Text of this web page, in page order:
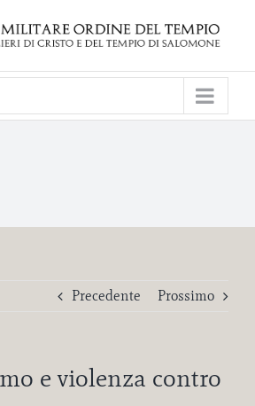
Precedente Prossimo
e violenza contro